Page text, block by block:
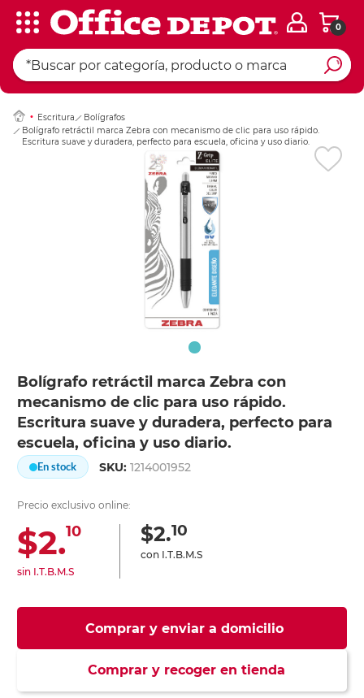
0
Escritura
Bolígrafos
Bolígrafo retráctil marca Zebra con mecanismo de clic para uso rápido.
Escritura suave y duradera, perfecto para escuela, oficina y uso diario.
Bolígrafo retráctil marca Zebra con
mecanismo de clic para uso rápido.
Escritura suave y duradera, perfecto para
escuela, oficina y uso diario.
En stock SKU:1214001952
Precio exclusivo online:
$2.10
sin I.T.B.M.S
$2.10
con I.T.B.M.S
Comprar y enviar a domicilio
Comprar y recoger en tienda
Ingresar Codigo